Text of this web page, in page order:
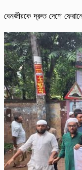
বেনজীরকে দ্রুত দেশে